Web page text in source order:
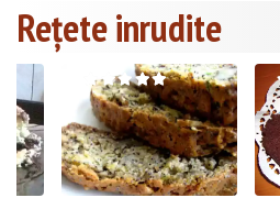
Rețete inrudite